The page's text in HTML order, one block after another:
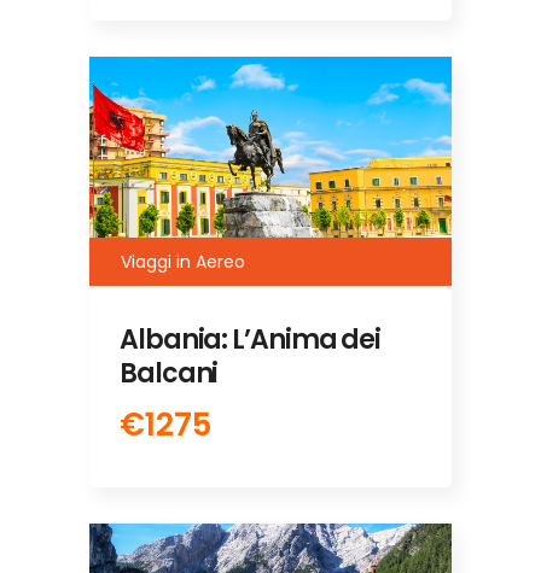
Viaggi in Aereo
Albania: L’Anima dei
Balcani
€1275